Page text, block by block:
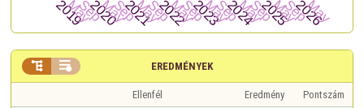
EREDMÉNYEK
 
Ellenfél Eredmény
Pontszám